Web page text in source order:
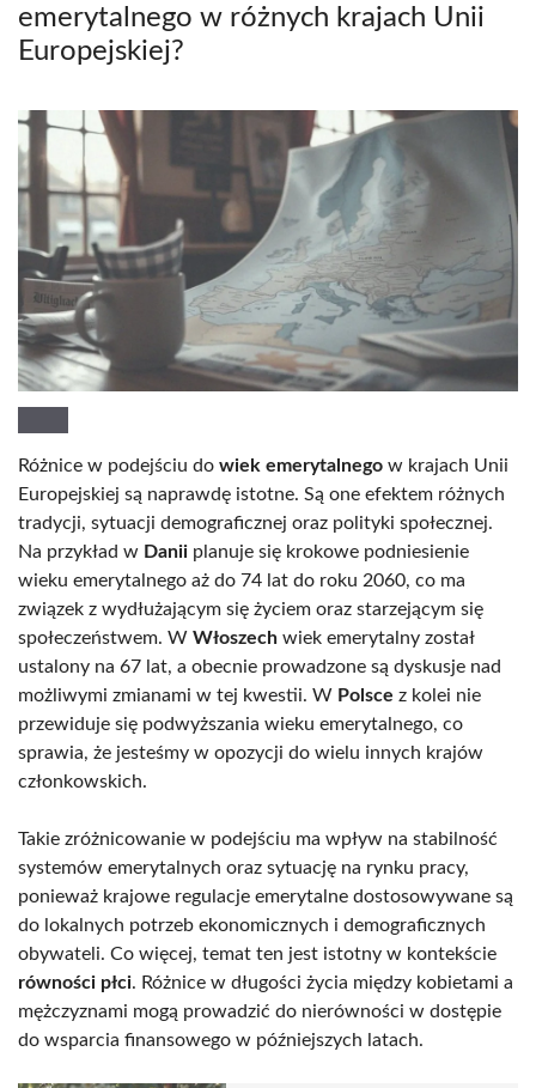
emerytalnego w różnych krajach Unii
Europejskiej?
Różnice w podejściu do wiek emerytalnego w krajach Unii
Europejskiej są naprawdę istotne. Są one efektem różnych
tradycji, sytuacji demograficznej oraz polityki społecznej.
Na przykład w Danii planuje się krokowe podniesienie
wieku emerytalnego aż do 74 lat do roku 2060, co ma
związek z wydłużającym się życiem oraz starzejącym się
społeczeństwem. W Włoszech wiek emerytalny został
ustalony na 67 lat, a obecnie prowadzone są dyskusje nad
możliwymi zmianami w tej kwestii. W Polsce z kolei nie
przewiduje się podwyższania wieku emerytalnego, co
sprawia, że jesteśmy w opozycji do wielu innych krajów
członkowskich.
Takie zróżnicowanie w podejściu ma wpływ na stabilność
systemów emerytalnych oraz sytuację na rynku pracy,
ponieważ krajowe regulacje emerytalne dostosowywane są
do lokalnych potrzeb ekonomicznych i demograficznych
obywateli. Co więcej, temat ten jest istotny w kontekście
równości płci. Różnice w długości życia między kobietami a
mężczyznami mogą prowadzić do nierówności w dostępie
do wsparcia finansowego w późniejszych latach.